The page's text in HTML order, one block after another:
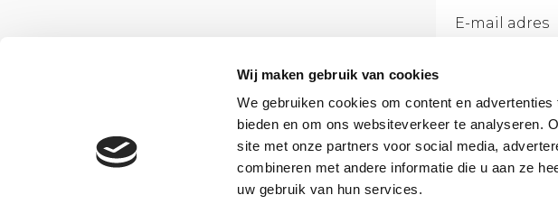
Wij maken gebruik van cookies
We gebruiken cookies om content en
bieden en om ons websiteverkeer te analyseren.
site met onze partners voor social media,
combineren met andere informatie die u aan ze
uw gebruik van hun services.
Vragen,